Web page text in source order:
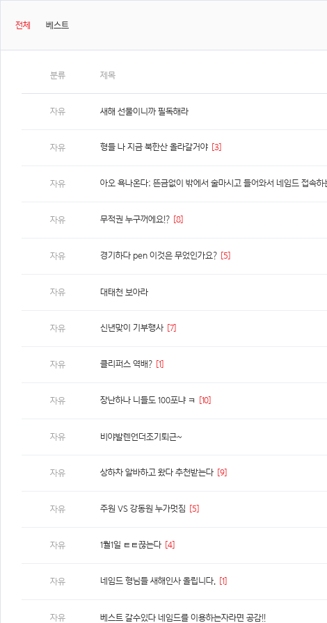
전체 베스트
분류 제목
자유 새해 선물이니까 필독해라
자유 형들 나 지금 북한산 올라갈거야 [3]
자유 아오 욕나온다; 뜬금없이 밖에서 술마시고 들어와서 네임드 접속하
자유 무적권 누구꺼에요!? [8]
자유 경기하다 pen 이것은 무었인가요? [5]
자유 대태천 보아라
자유 신년맞이 기부행사 [7]
자유 클리퍼스 역배? [1]
자유 장난하나 니들도 100포냐 ㅋ [10]
자유 비야발렌언더조기퇴근~
자유 상하차 알바하고 왔다 추천받는다 [9]
자유 주원 VS 강동원 누가멋짐 [5]
자유 1월1일 ㅌㅌ끊는다 [4]
자유 네임드 형님들 새해인사 올립니다. [1]
자유 베스트 갈수있다 네임드를 이용하는자라면 공감!!